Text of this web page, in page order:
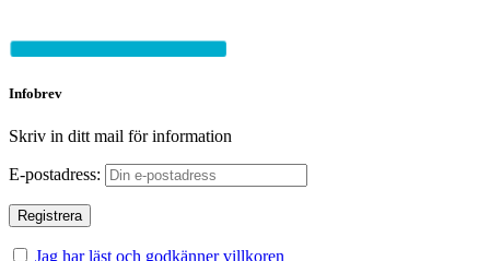
Infobrev
Skriv in ditt mail för information
E-postadress:
Jag har läst och godkänner villkoren